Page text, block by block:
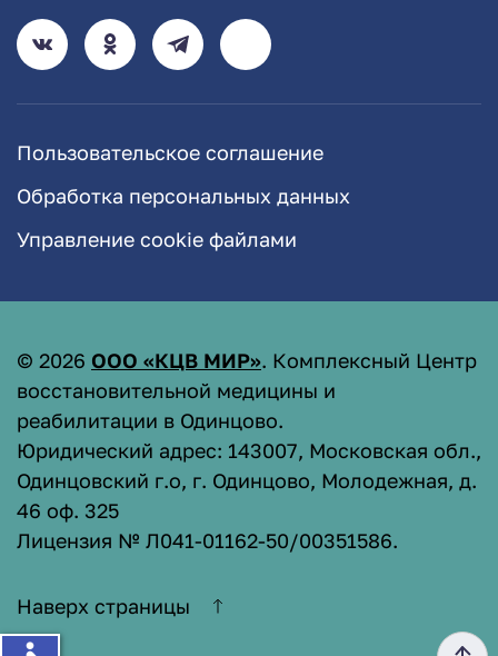
Пользовательское соглашение
Обработка персональных данных
Управление cookie файлами
© 2026 ООО «КЦВ МИР». Комплексный Центр
восстановительной медицины и
реабилитации в Одинцово.
Юридический адрес: 143007, Московская обл.,
Одинцовский г.о, г. Одинцово, Молодежная, д.
46 оф. 325
Лицензия № Л041-01162-50/00351586.
Наверх страницы